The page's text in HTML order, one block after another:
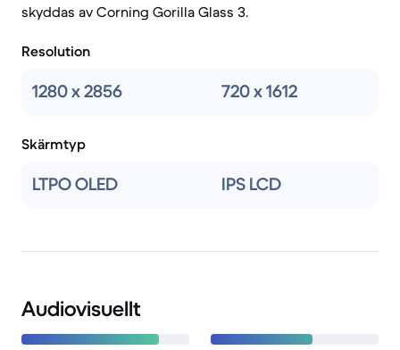
skyddas av Corning Gorilla Glass 3.
Resolution
1280 x 2856 720 x 1612
Skärmtyp
LTPO OLED IPS LCD
Audiovisuellt